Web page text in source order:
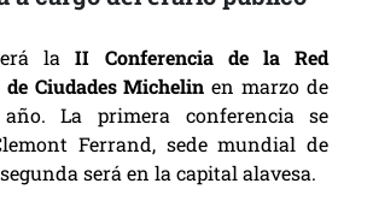
laII Conferencia de la Red
Ciudades Michelin en marzo de
La primera conferencia se
Ferrand, sede mundial de
será en la capital alavesa.